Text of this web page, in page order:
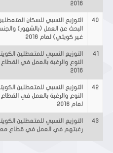
2016
40
التوزيع النسبي للسكان
البحث عن العمل (بالشهور)
غير كويتي) لعام 2016
41
التوزيع النسبي للمتعطلين
النوع والرغبة بالعمل في
2016
42
التوزيع النسبي للمتعطلين
النوع والرغبة بالعمل في
لعام 2016
43
التوزيع النسبي للمتعطلين
رغبتهم في العمل في قطاع معين